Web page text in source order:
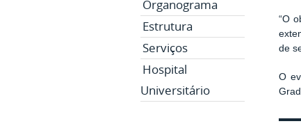
Organograma
Estrutura
Serviços
Hospital
Universitário
“O
de
O